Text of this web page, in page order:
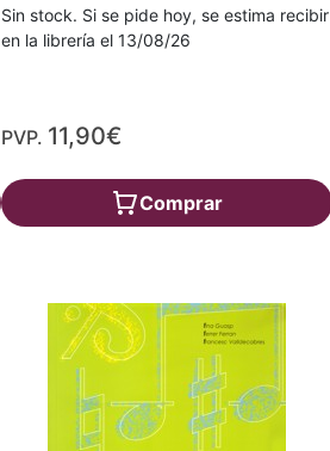
Sin stock. Si se pide hoy, se estima recibir
en la librería el 13/08/26
PVP. 11,90€
Comprar